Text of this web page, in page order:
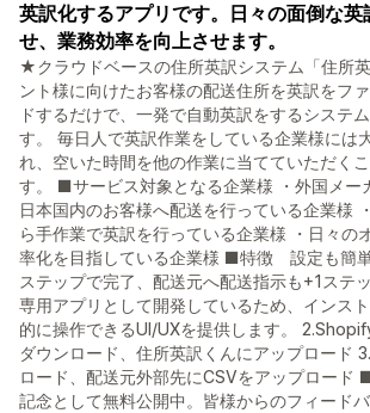
英訳化するアプリです。日々の面倒な英
せ、業務効率を向上させます。
★クラウドベースの住所英訳システム「住所
ント様に向けたお客様の配送住所を英訳をフ
ドするだけで、一発で自動英訳をするシステ
す。 毎日人で英訳作業をしている企業様には
れ、空いた時間を他の作業に当てていただく
す。 ■サービス対象となる企業様 ・外国メー
日本国内のお客様へ配送を行っている企業様
ら手作業で英訳を行っている企業様 ・日々の
率化を目指している企業様 ■特徴 設定も簡
ステップで完了、配送元へ配送指示も+1ステ
専用アプリとして開発しているため、インス
的に操作できるUI/UXを提供します。
ダウンロード、住所英訳くんにアップロード
ロード、配送元外部先にCSVをアップロード
記念として無料公開中。皆様からのフィード